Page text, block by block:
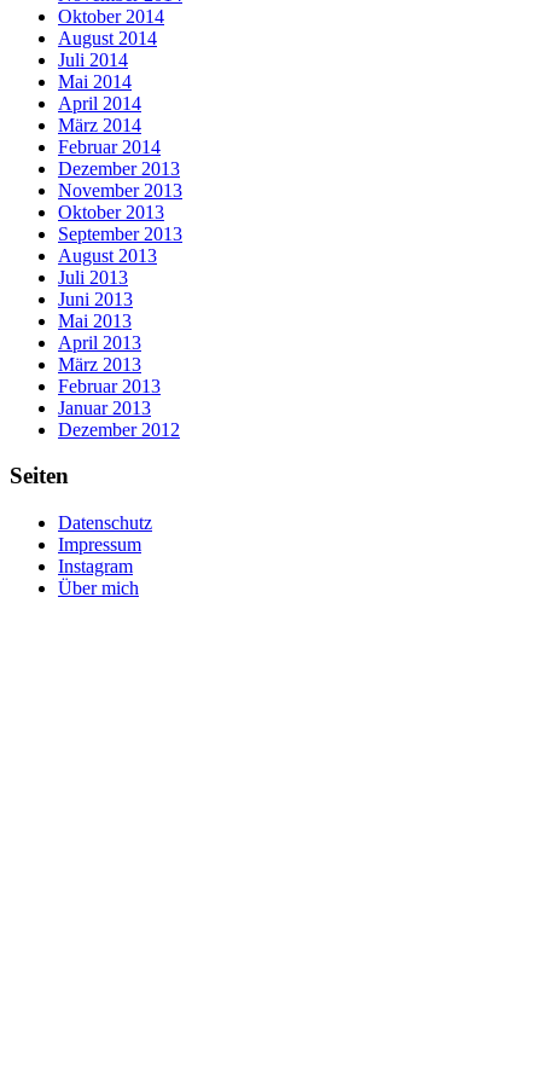
Oktober 2014
August 2014
Juli 2014
Mai 2014
April 2014
März 2014
Februar 2014
Dezember 2013
November 2013
Oktober 2013
September 2013
August 2013
Juli 2013
Juni 2013
Mai 2013
April 2013
März 2013
Februar 2013
Januar 2013
Dezember 2012
Seiten
Datenschutz
Impressum
Instagram
Über mich